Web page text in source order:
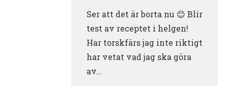
Ser att det är borta nu 😊 Blir
test av receptet i helgen!
Har torskfärs jag inte riktigt
har vetat vad jag ska göra
av…